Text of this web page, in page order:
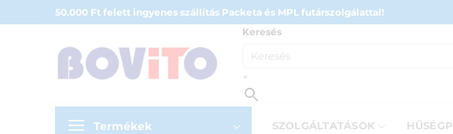
to
50.000 Ft felett ingyenes szállítás Packeta és MPL futárszolgálattal!
Keresés
×
Termékek SZOLGÁLTATÁSOK